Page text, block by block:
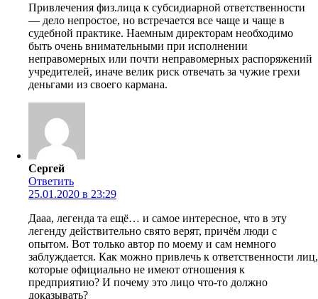
Привлечения физ.лица к субсидиарной ответственности
— дело непростое, но встречается все чаще и чаще в
судебной практике. Наемным директорам необходимо
быть очень внимательными при исполнении
неправомерных или почти неправомерных распоряжений
учредителей, иначе велик риск отвечать за чужие грехи
деньгами из своего кармана.
Сергей
Ответить
25.01.2020 в 23:29
Дааа, легенда та ещё… и самое интересное, что в эту
легенду действительно свято верят, причём люди с
опытом. Вот только автор по моему и сам немного
заблуждается. Как можно привлечь к ответственности лиц,
которые официально не имеют отношения к
предприятию? И почему это лицо что-то должно
доказывать?